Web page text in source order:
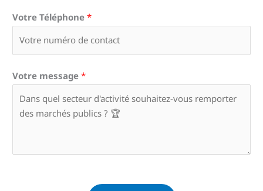
Votre Téléphone *
Votre message *